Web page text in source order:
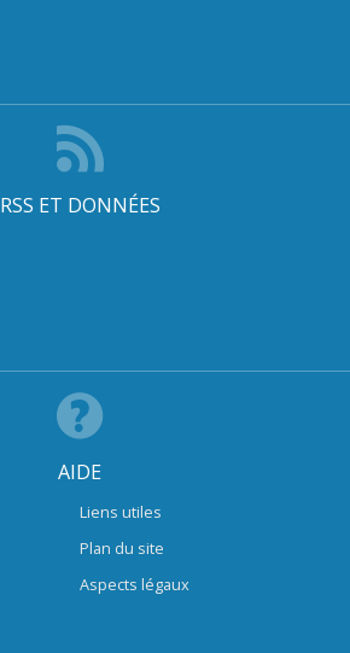
RSS ET DONNÉES
AIDE
Liens utiles
Plan du site
Aspects légaux